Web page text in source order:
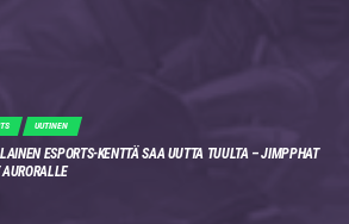
UUTINEN
ESPORTS-KENTTÄ SAA UUTTA TUULTA – JIMPPHAT
AURORALLE